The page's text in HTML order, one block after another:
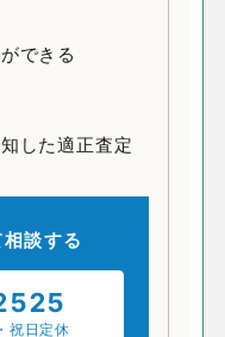
できる
した適正査定
談する
祝日定休